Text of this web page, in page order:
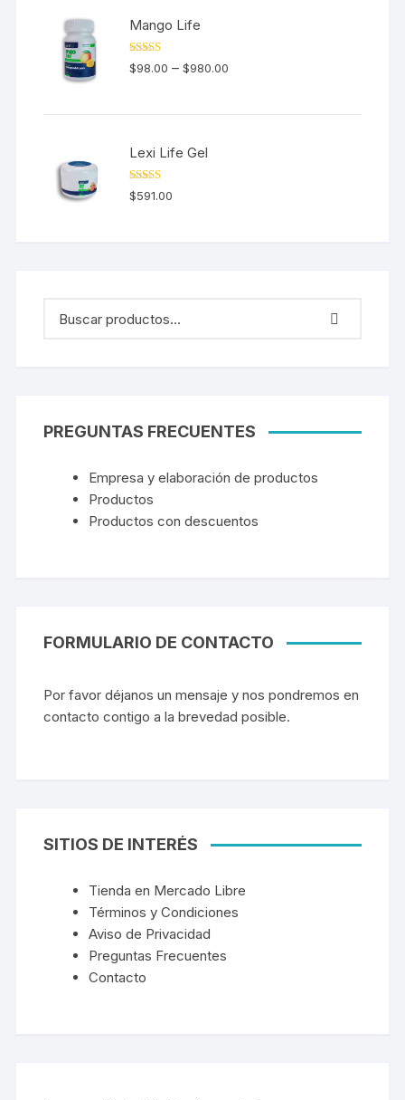
Mango Life
Valorado en
5.00de 5
$98.00 –$980.00
Lexi Life Gel
Valorado en
5.00 de 5
$591.00
PREGUNTAS FRECUENTES
Empresa y elaboración de productos
Productos
Productos con descuentos
FORMULARIO DE CONTACTO
Por favor déjanos un mensaje y nos pondremos en
contacto contigo a la brevedad posible.
SITIOS DE INTERÉS
Tienda en Mercado Libre
Términos y Condiciones
Aviso de Privacidad
Preguntas Frecuentes
Contacto